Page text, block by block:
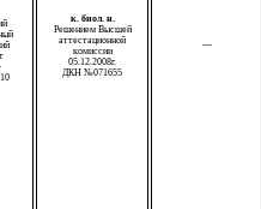
к. биол. н.
Решением Высшей
аттестационной
комиссии
05.12.2008г.
ДКН №071655
—